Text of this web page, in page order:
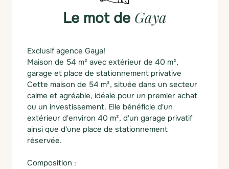
Le mot de Gaya
Exclusif agence Gaya!
Maison de 54 m² avec extérieur de 40 m²,
garage et place de stationnement privative
Cette maison de 54 m², située dans un secteur
calme et agréable, idéale pour un premier achat
ou un investissement. Elle bénéficie d'un
extérieur d'environ 40 m², d'un garage privatif
ainsi que d'une place de stationnement
réservée.
Composition :